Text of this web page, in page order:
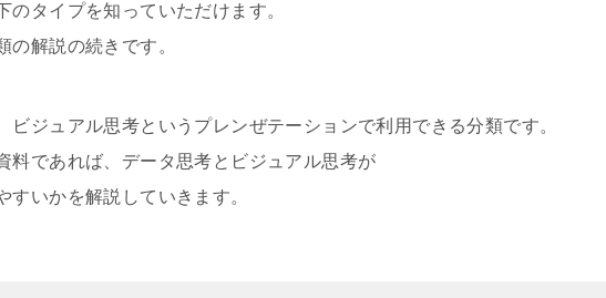
のタイプを知っていただけます。
の解説の続きです。
ビジュアル思考というプレンぜテーションで利用できる分類です。
料であれば、データ思考とビジュアル思考が
すいかを解説していきます。